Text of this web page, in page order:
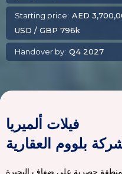
Starting price: AED
USD / GBP 796k
Handover by: Q4 2027
فيلات ألميريا
بلووم العقارية
منطقة حصرية على ضفاف البحيرة